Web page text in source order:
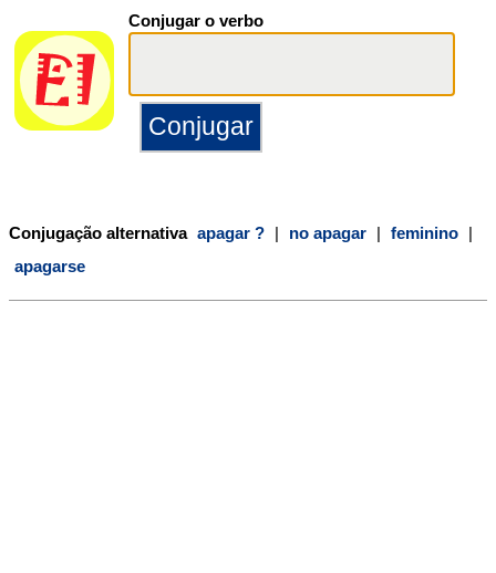
Conjugar o verbo
Conjugação alternativa apagar ? | no apagar | feminino |
apagarse